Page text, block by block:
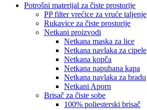
Potrošni materijal za čiste prostorije
PP filter vrećice za vruće taljenje
Rukavice za čiste prostorije
Netkani proizvodi
Netkana maska ​​za lice
Netkana navlaka za cipele
Netkana kopča
Netkana napuhana kapa
Netkana navlaka za bradu
Netkani Aporn
Brisač za čiste sobe
100% poliesterski brisač